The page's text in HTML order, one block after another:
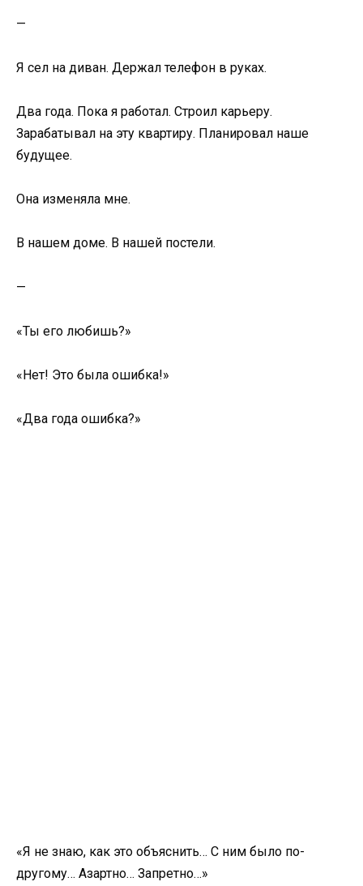
—
Я сел на диван. Держал телефон в руках.
Два года. Пока я работал. Строил карьеру.
Зарабатывал на эту квартиру. Планировал наше
будущее.
Она изменяла мне.
В нашем доме. В нашей постели.
—
«Ты его любишь?»
«Нет! Это была ошибка!»
«Два года ошибка?»
«Я не знаю, как это объяснить… С ним было по-
другому… Азартно… Запретно…»